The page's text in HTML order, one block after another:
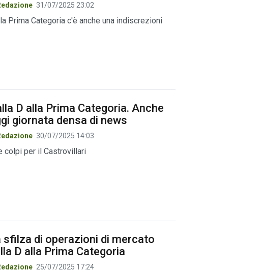
31/07/2025 23:02
Prima Categoria c'è anche una indiscrezioni
D alla Prima Categoria. Anche
giornata densa di news
30/07/2025 14:03
colpi per il Castrovillari
sfilza di operazioni di mercato
D alla Prima Categoria
25/07/2025 17:24